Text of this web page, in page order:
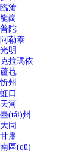
臨滄
龍崗
普陀
阿勒泰
光明
克拉瑪依
蘆苞
忻州
虹口
天河
臺(tái)州
大同
甘肅
南區(qū)